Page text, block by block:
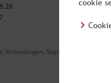
Verbindungen, Stand: 2026-08-04 06:03
19.08.26